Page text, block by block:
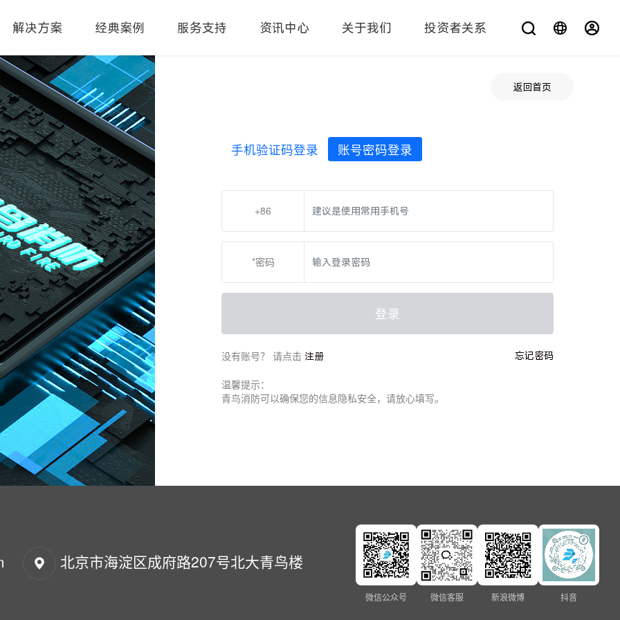
解决方案 经典案例 服务支持 资讯中心 关于我们 投资者关系 您在找什么？
返回首页
手机验证码登录 账号密码登录
+86
*密码
登录
忘记密码
没有账号？ 请点击 注册
温馨提示：
青鸟消防可以确保您的信息隐私安全，请放心填写。
北京市海淀区成府路207号北大青鸟楼
微信公众号 微信客服 新浪微博 抖音